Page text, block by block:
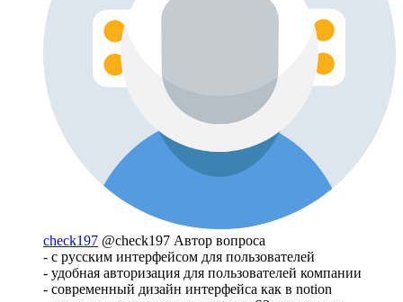
check197 @check197 Автор вопроса
- с русским интерфейсом для пользователей
- удобная авторизация для пользователей компании
- современный дизайн интерфейса как в notion